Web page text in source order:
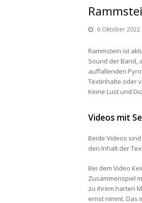
6 Oktober 2022
Rammstein ist
Sound der Band,
auffallenden
Textinhalte oder
Keine Lust und
Videos mit
Beide Videos
den Inhalt der
Bei dem Video
Zusammenspiel
zu ihrem harten
ernst nimmt. Das